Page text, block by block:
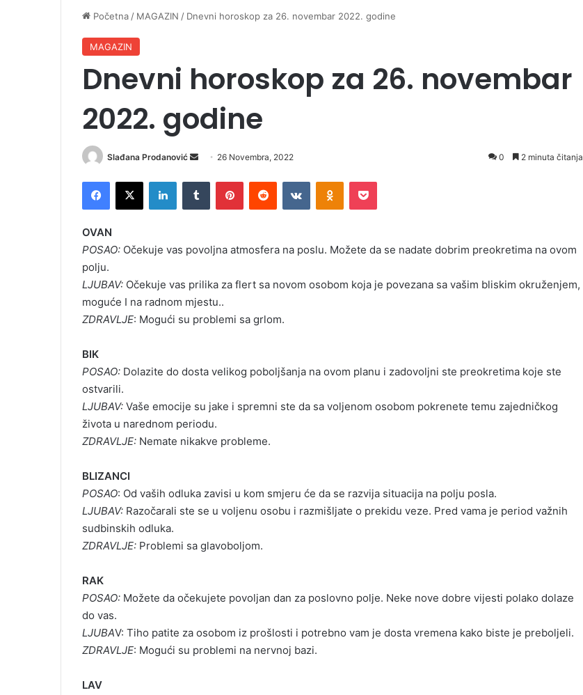
Početna / MAGAZIN / Dnevni horoskop za 26. novembar 2022. godine
MAGAZIN
Dnevni horoskop za 26. novembar
2022. godine
Slađana Prodanović
a
i
l
26 Novembra, 2022 0 2 minuta čitanja
OVAN
POSAO: Očekuje vas povoljna atmosfera na poslu. Možete da se nadate dobrim preokretima na ovom
polju.
LJUBAV: Očekuje vas prilika za flert sa novom osobom koja je povezana sa vašim bliskim okruženjem,
moguće I na radnom mjestu..
ZDRAVLJE: Mogući su problemi sa grlom.
BIK
POSAO: Dolazite do dosta velikog poboljšanja na ovom planu i zadovoljni ste preokretima koje ste
ostvarili.
LJUBAV: Vaše emocije su jake i spremni ste da sa voljenom osobom pokrenete temu zajedničkog
života u narednom periodu.
ZDRAVLJE: Nemate nikakve probleme.
BLIZANCI
POSAO: Od vaših odluka zavisi u kom smjeru će da se razvija situacija na polju posla.
LJUBAV: Razočarali ste se u voljenu osobu i razmišljate o prekidu veze. Pred vama je period važnih
sudbinskih odluka.
ZDRAVLJE: Problemi sa glavoboljom.
RAK
POSAO: Možete da očekujete povoljan dan za poslovno polje. Neke nove dobre vijesti polako dolaze
do vas.
LJUBAV: Tiho patite za osobom iz prošlosti i potrebno vam je dosta vremena kako biste je preboljeli.
ZDRAVLJE: Mogući su problemi na nervnoj bazi.
LAV